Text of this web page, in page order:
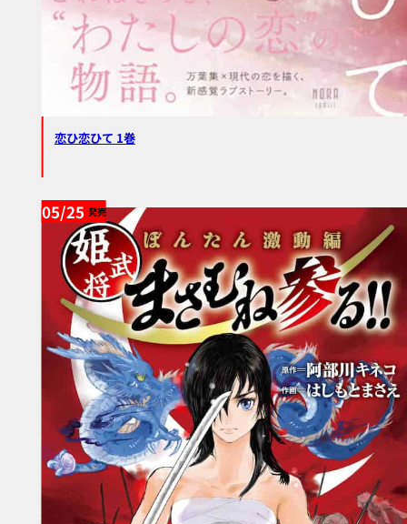
恋ひ恋ひて 1巻
05/25